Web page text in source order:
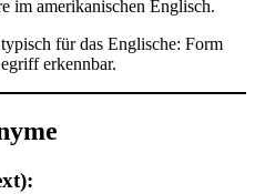
im amerikanischen Englisch.
für das Englische: Form
erkennbar.